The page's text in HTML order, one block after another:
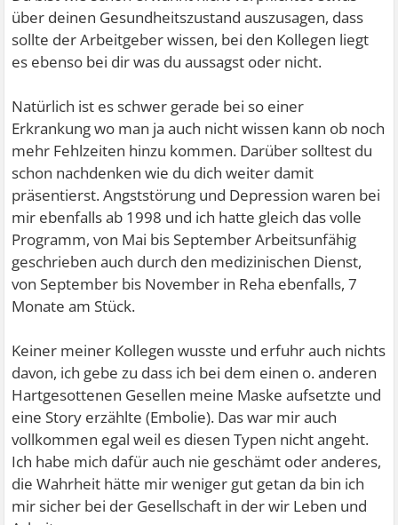
über deinen Gesundheitszustand auszusagen, dass
sollte der Arbeitgeber wissen, bei den Kollegen liegt
es ebenso bei dir was du aussagst oder nicht.
Natürlich ist es schwer gerade bei so einer
Erkrankung wo man ja auch nicht wissen kann ob noch
mehr Fehlzeiten hinzu kommen. Darüber solltest du
schon nachdenken wie du dich weiter damit
präsentierst. Angststörung und Depression waren bei
mir ebenfalls ab 1998 und ich hatte gleich das volle
Programm, von Mai bis September Arbeitsunfähig
geschrieben auch durch den medizinischen Dienst,
von September bis November in Reha ebenfalls, 7
Monate am Stück.
Keiner meiner Kollegen wusste und erfuhr auch nichts
davon, ich gebe zu dass ich bei dem einen o. anderen
Hartgesottenen Gesellen meine Maske aufsetzte und
eine Story erzählte (Embolie). Das war mir auch
vollkommen egal weil es diesen Typen nicht angeht.
Ich habe mich dafür auch nie geschämt oder anderes,
die Wahrheit hätte mir weniger gut getan da bin ich
mir sicher bei der Gesellschaft in der wir Leben und